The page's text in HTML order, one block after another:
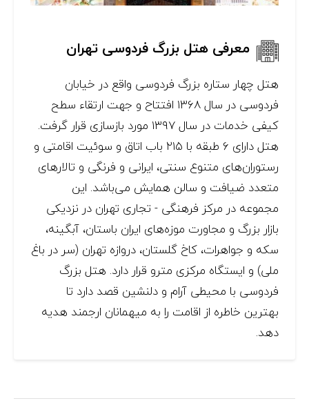
معرفی هتل بزرگ فردوسی تهران
هتل چهار ستاره بزرگ فردوسی واقع در خیابان
فردوسی در سال ۱۳۶۸ افتتاح و جهت ارتقاء سطح
کیفی خدمات در سال ۱۳۹۷ مورد بازسازی قرار گرفت.
هتل دارای ۶ طبقه با ۲۱۵ باب اتاق و سوئیت اقامتی و
رستوران‌های متنوع سنتی، ایرانی و فرنگی و تالارهای
متعدد ضیافت و سالن همایش می‌باشد. این
مجموعه در مرکز فرهنگی - تجاری تهران در نزدیکی
بازار بزرگ و مجاورت موزه‌های ایران باستان، آبگینه،
سکه و جواهرات، کاخ گلستان، دروازه تهران (سر در باغ
ملی) و ایستگاه مرکزی مترو قرار دارد. هتل بزرگ
فردوسی با محیطی آرام و دلنشین قصد دارد تا
بهترین خاطره از اقامت را به میهمانان ارجمند هدیه
دهد.